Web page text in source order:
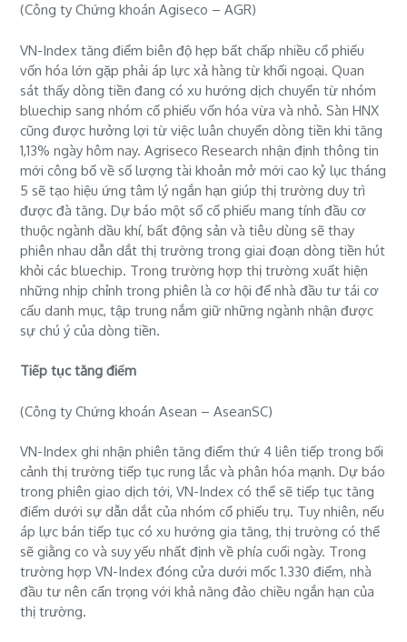
(Công ty Chứng khoán Agiseco – AGR)
VN-Index tăng điểm biên độ hẹp bất chấp nhiều cổ phiếu
vốn hóa lớn gặp phải áp lực xả hàng từ khối ngoại. Quan
sát thấy dòng tiền đang có xu hướng dịch chuyển từ nhóm
bluechip sang nhóm cổ phiếu vốn hóa vừa và nhỏ. Sàn HNX
cũng được hưởng lợi từ việc luân chuyển dòng tiền khi tăng
1,13% ngày hôm nay. Agriseco Research nhận định thông tin
mới công bố về số lượng tài khoản mở mới cao kỷ lục tháng
5 sẽ tạo hiệu ứng tâm lý ngắn hạn giúp thị trường duy trì
được đà tăng. Dự báo một số cổ phiếu mang tính đầu cơ
thuộc ngành dầu khí, bất động sản và tiêu dùng sẽ thay
phiên nhau dẫn dắt thị trường trong giai đoạn dòng tiền hút
khỏi các bluechip. Trong trường hợp thị trường xuất hiện
những nhịp chỉnh trong phiên là cơ hội để nhà đầu tư tái cơ
cấu danh mục, tập trung nắm giữ những ngành nhận được
sự chú ý của dòng tiền.
Tiếp tục tăng điểm
(Công ty Chứng khoán Asean – AseanSC)
VN-Index ghi nhận phiên tăng điểm thứ 4 liên tiếp trong bối
cảnh thị trường tiếp tục rung lắc và phân hóa mạnh. Dự báo
trong phiên giao dịch tới, VN-Index có thể sẽ tiếp tục tăng
điểm dưới sự dẫn dắt của nhóm cổ phiếu trụ. Tuy nhiên, nếu
áp lực bán tiếp tục có xu hướng gia tăng, thị trường có thể
sẽ giằng co và suy yếu nhất định về phía cuối ngày. Trong
trường hợp VN-Index đóng cửa dưới mốc 1.330 điểm, nhà
đầu tư nên cẩn trọng với khả năng đảo chiều ngắn hạn của
thị trường.